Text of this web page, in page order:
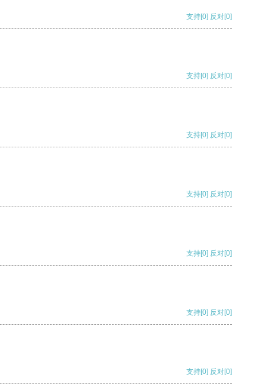
支持[0] 反对[0]
支持[0] 反对[0]
支持[0] 反对[0]
支持[0] 反对[0]
支持[0] 反对[0]
支持[0] 反对[0]
支持[0] 反对[0]